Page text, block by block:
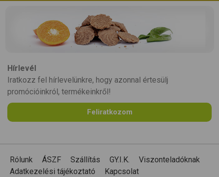
Hírlevél
Iratkozz fel hírlevelünkre, hogy azonnal értesülj
promócióinkról, termékeinkről!
Feliratkozom
Rólunk ÁSZF Szállítás GY.I.K.
Viszonteladóknak
Adatkezelési tájékoztató
Kapcsolat